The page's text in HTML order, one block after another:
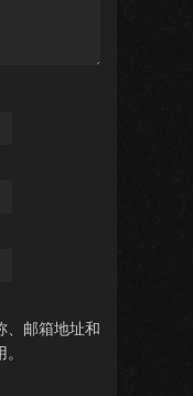
、邮箱地址和